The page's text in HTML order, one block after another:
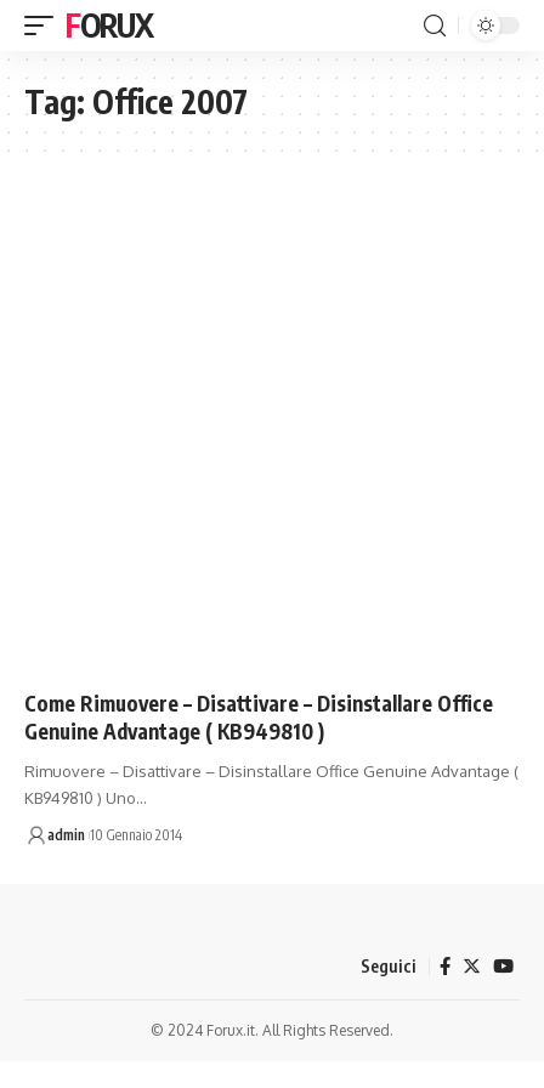
FORUX
Tag: Office 2007
Come Rimuovere – Disattivare – Disinstallare Office
Genuine Advantage ( KB949810 )
Rimuovere – Disattivare – Disinstallare Office Genuine Advantage (
KB949810 ) Uno…
admin 10 Gennaio 2014
Seguici
© 2024 Forux.it. All Rights Reserved.